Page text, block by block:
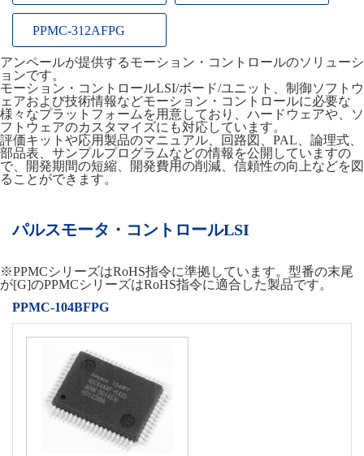
PPMC-312AFPG
アンペールが提供するモーション・コントロールのソリューシ
ョンです。
モーション・コントロールLSI/ボード/ユニット、制御ソフトウ
ェアおよび技術情報などモーション・コントロールに必要な
様々なプラットフォームを用意しており、ハードウェアや、ソ
フトウェアのカスタマイズにも対応しています。
評価キットや応用製品のマニュアル、回路図、PAL、論理式、
部品表、サンプルプログラムなどの情報を公開していますの
で、開発期間の短縮、開発費用の削減、信頼性の向上などを図
ることができます。
パルスモータ・コントロールLSI
※PPMCシリーズはRoHS指令に準拠しています。型番の末尾
が[G]のPPMCシリーズはRoHS指令に適合した製品です。
PPMC-104BFPG